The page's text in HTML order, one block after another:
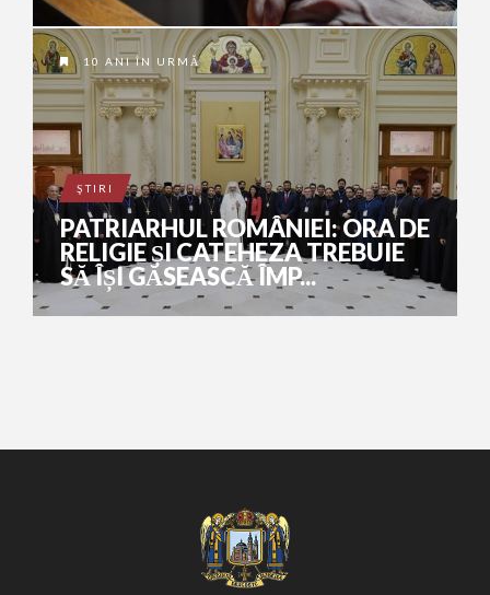
10 ANI ÎN URMĂ
ŞTIRI
PATRIARHUL ROMÂNIEI: ORA DE
RELIGIE ȘI CATEHEZA TREBUIE
SĂ ÎȘI GĂSEASCĂ ÎMP...